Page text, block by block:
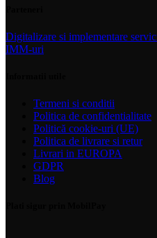
Digitalizare si implementare
IMM-uri
Termeni si conditii
Politica de confidentialitate
Politică cookie-uri (UE)
Politica de livrare si retur
Livrari in EUROPA
GDPR
Blog